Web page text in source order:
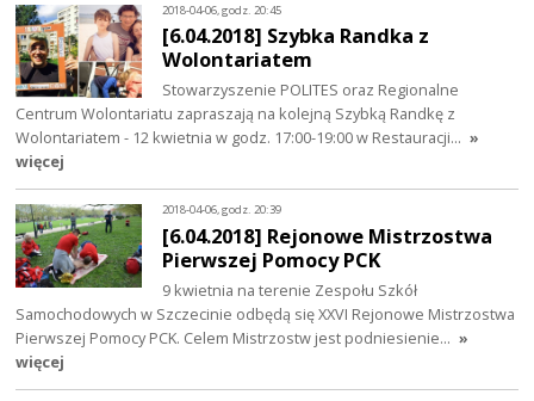
2018-04-06, godz. 20:45
[6.04.2018] Szybka Randka z
Wolontariatem
Stowarzyszenie POLITES oraz Regionalne
Centrum Wolontariatu zapraszają na kolejną Szybką Randkę z
Wolontariatem - 12 kwietnia w godz. 17:00-19:00 w Restauracji… »
więcej
2018-04-06, godz. 20:39
[6.04.2018] Rejonowe Mistrzostwa
Pierwszej Pomocy PCK
9 kwietnia na terenie Zespołu Szkół
Samochodowych w Szczecinie odbędą się XXVI Rejonowe Mistrzostwa
Pierwszej Pomocy PCK. Celem Mistrzostw jest podniesienie… »
więcej